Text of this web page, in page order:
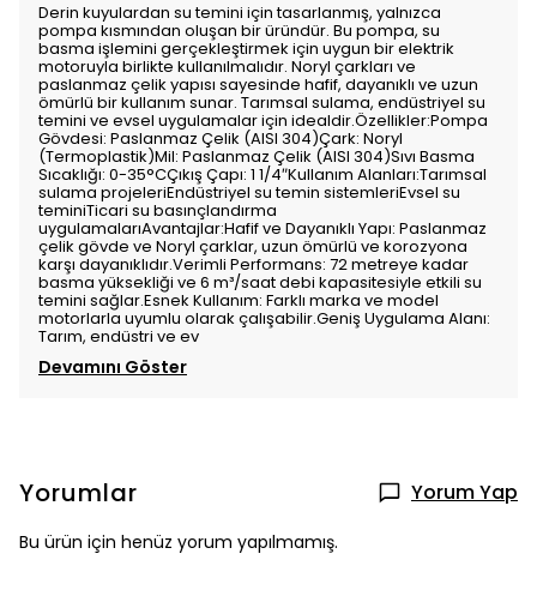
Derin kuyulardan su temini için tasarlanmış, yalnızca
pompa kısmından oluşan bir üründür. Bu pompa, su
basma işlemini gerçekleştirmek için uygun bir elektrik
motoruyla birlikte kullanılmalıdır. Noryl çarkları ve
paslanmaz çelik yapısı sayesinde hafif, dayanıklı ve uzun
ömürlü bir kullanım sunar. Tarımsal sulama, endüstriyel su
temini ve evsel uygulamalar için idealdir.Özellikler:Pompa
Gövdesi: Paslanmaz Çelik (AISI 304)Çark: Noryl
(Termoplastik)Mil: Paslanmaz Çelik (AISI 304)Sıvı Basma
Sıcaklığı: 0-35°CÇıkış Çapı: 1 1/4″Kullanım Alanları:Tarımsal
sulama projeleriEndüstriyel su temin sistemleriEvsel su
teminiTicari su basınçlandırma
uygulamalarıAvantajlar:Hafif ve Dayanıklı Yapı: Paslanmaz
çelik gövde ve Noryl çarklar, uzun ömürlü ve korozyona
karşı dayanıklıdır.Verimli Performans: 72 metreye kadar
basma yüksekliği ve 6 m³/saat debi kapasitesiyle etkili su
temini sağlar.Esnek Kullanım: Farklı marka ve model
motorlarla uyumlu olarak çalışabilir.Geniş Uygulama Alanı:
Tarım, endüstri ve ev
Devamını Göster
Yorumlar Yorum Yap
Bu ürün için henüz yorum yapılmamış.